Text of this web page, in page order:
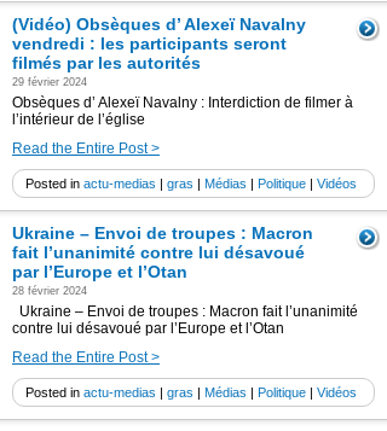
(Vidéo) Obsèques d’ Alexeï Navalny
vendredi : les participants seront
filmés par les autorités
29 février 2024
Obsèques d’ Alexeï Navalny : Interdiction de filmer à
l’intérieur de l’église
Read the Entire Post >
Posted in actu-medias | gras | Médias | Politique | Vidéos
Ukraine – Envoi de troupes : Macron
fait l’unanimité contre lui désavoué
par l’Europe et l’Otan
28 février 2024
Ukraine – Envoi de troupes : Macron fait l’unanimité
contre lui désavoué par l’Europe et l’Otan
Read the Entire Post >
Posted in actu-medias | gras | Médias | Politique | Vidéos